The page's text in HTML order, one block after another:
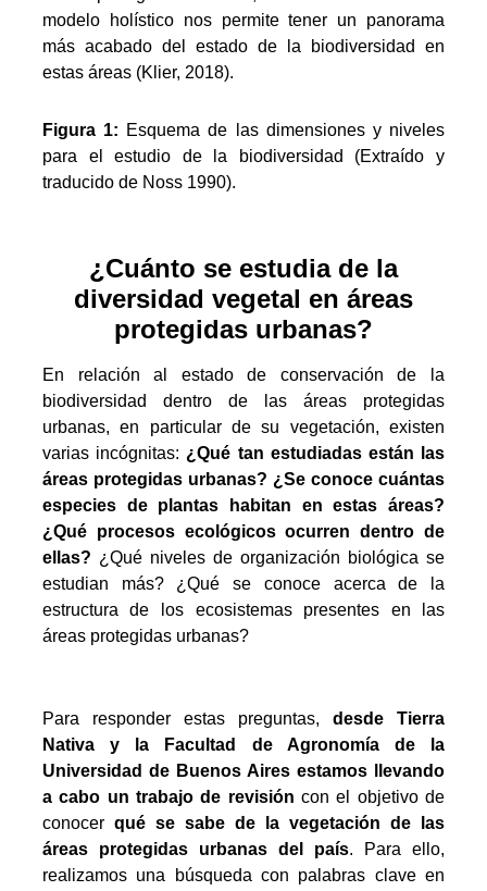
modelo holístico nos permite tener un panorama
más acabado del estado de la biodiversidad en
estas áreas (Klier, 2018).
Figura 1: Esquema de las dimensiones y niveles
para el estudio de la biodiversidad (Extraído y
traducido de Noss 1990).
¿Cuánto se estudia de la
diversidad vegetal en áreas
protegidas urbanas?
En relación al estado de conservación de la
biodiversidad dentro de las áreas protegidas
urbanas, en particular de su vegetación, existen
varias incógnitas: ¿Qué tan estudiadas están las
áreas protegidas urbanas? ¿Se conoce cuántas
especies de plantas habitan en estas áreas?
¿Qué procesos ecológicos ocurren dentro de
ellas? ¿Qué niveles de organización biológica se
estudian más? ¿Qué se conoce acerca de la
estructura de los ecosistemas presentes en las
áreas protegidas urbanas?
Para responder estas preguntas,desde Tierra
Nativa y la Facultad de Agronomía de la
Universidad de Buenos Aires estamos llevando
a cabo un trabajo de revisión con el objetivo de
conocerqué se sabe de la vegetación de las
áreas protegidas urbanas del país. Para ello,
realizamos una búsqueda con palabras clave en